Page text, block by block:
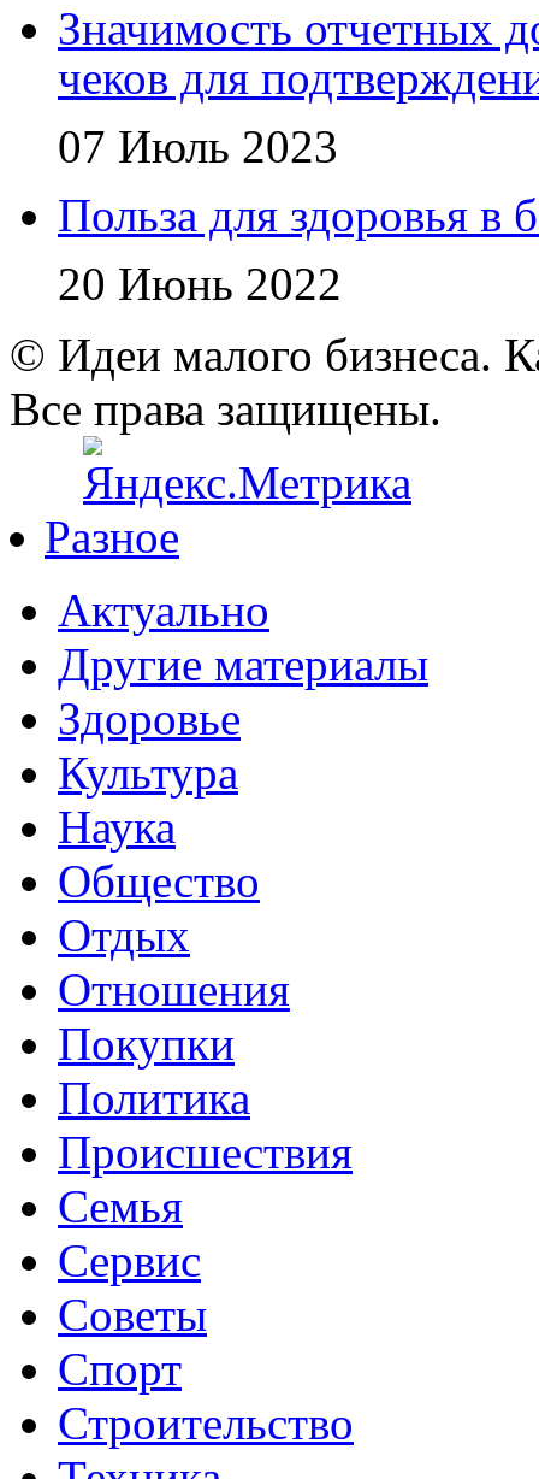
Значимость отчетных
чеков для
07 Июль 2023
Польза для здоровья в
20 Июнь 2022
© Идеи малого бизнеса.
Все права защищены.
Разное
Актуально
Другие материалы
Здоровье
Культура
Наука
Общество
Отдых
Отношения
Покупки
Политика
Происшествия
Семья
Сервис
Советы
Спорт
Строительство